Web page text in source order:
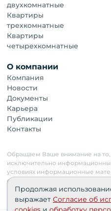
двухкомнатные
Квартиры
трехкомнатные
Квартиры
четырехкомнатные
О компании
Компания
Новости
Документы
Карьера
Публикации
Контакты
Обращаем Ваше внимание на то,
исключительно
условиях информационные
сайте, не являются публичной
право изменять стоимость
Продолжая
выражает Согласие об